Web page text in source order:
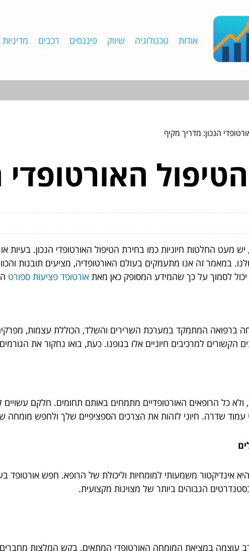
אודות טכנולוגיה שיווק פיננסים רכבים
הנכון: מדריך מקיף
האורטופדי
מעט החלטות חיוניות כמו בחירת הטיפול האורטופדי הנכון. בעיות
במאמר זה אנו מתעמקים בעולם האורטופדיה, מציעים תובנות
לסמוך על כך שהמידע המסופק כאן מאת אורטופד פציעות ספורט
ברפואה המתמקד במערכת השרירים והשלד, הכוללת עצמות, מפרקים,
הקשורים למרכיבים חיוניים אלו בגופנו. כעת, בואו נחקור את
ולא כל הרופאים האורטופדיים מתמחים באותם תחומים. חלקם
שדרה. חיוני לזהות את הצרכים הספציפיים שלך ולחפש מומחה
אינדיקטור משמעותי למומחיות וליכולת של הרופא. חפש אורטופד
הגבוהים ביותר של מצוינות מקצועית.
רב עוצמה במציאת המומחה האורטופדי המתאים. בקש המלצות